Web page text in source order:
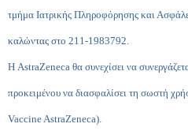
τμήμα Ιατρικής Πληροφόρησης και
καλώντας στο 211-1983792.
Η AstraZeneca θα συνεχίσει να
προκειμένου να διασφαλίσει τη σωστή
Vaccine AstraZeneca).